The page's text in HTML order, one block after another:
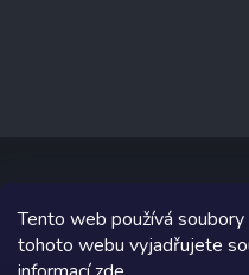
Tento web používá
tohoto webu vyjadřujete
Copyright 2026